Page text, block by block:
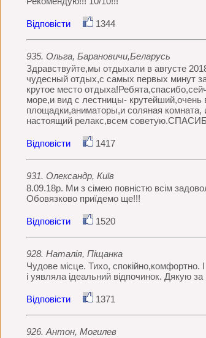
Відповісти 1344
935. Ольга, Барановичи,Беларусь
Здравствуйте,мы отдыхали в августе
чудесный отдых,с самых первых минут
крутое место
море,и вид с лестницы-
площадки,аниматоры,и соляная комната,
настоящий релакс,всем
Відповісти 1417
931. Олександр, Київ
8.09.18р. Ми з сімею повністю всім
Обовязково приїдемо ще!!!
Відповісти 1520
928. Наталія, Піщанка
Чудове місце. Тихо, спокійно,комфортно.
і уявляла ідеальний відпочинок. Дякую
Відповісти 1371
926. Антон, Могилев